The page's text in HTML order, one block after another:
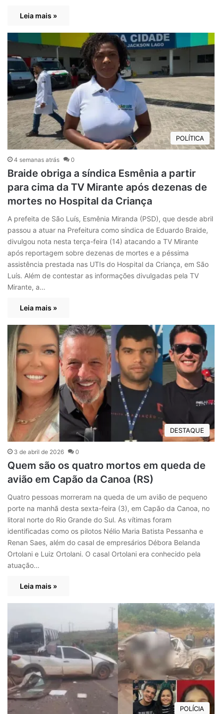
Leia mais »
POLÍTICA
4 semanas atrás 0
Braide obriga a síndica Esmênia a partir
para cima da TV Mirante após dezenas de
mortes no Hospital da Criança
A prefeita de São Luís, Esmênia Miranda (PSD), que desde abril
passou a atuar na Prefeitura como síndica de Eduardo Braide,
divulgou nota nesta terça-feira (14) atacando a TV Mirante
após reportagem sobre dezenas de mortes e a péssima
assistência prestada nas UTIs do Hospital da Criança, em São
Luís. Além de contestar as informações divulgadas pela TV
Mirante, a…
Leia mais »
DESTAQUE
3 de abril de 2026 0
Quem são os quatro mortos em queda de
avião em Capão da Canoa (RS)
Quatro pessoas morreram na queda de um avião de pequeno
porte na manhã desta sexta-feira (3), em Capão da Canoa, no
litoral norte do Rio Grande do Sul. As vítimas foram
identificadas como os pilotos Nélio Maria Batista Pessanha e
Renan Saes, além do casal de empresários Débora Belanda
Ortolani e Luiz Ortolani. O casal Ortolani era conhecido pela
atuação…
Leia mais »
POLÍCIA